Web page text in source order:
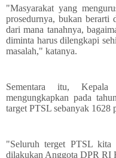
"Masyarakat yang
prosedurnya, bukan berarti
dari mana tanahnya,
diminta harus dilengkapi
masalah," katanya.
Sementara itu,
mengungkapkan pada
target PTSL sebanyak 1628
"Seluruh terget PTSL kita
dilakukan Anggota DPR RI